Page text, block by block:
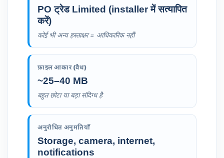
PO ट्रेड Limited (installer में सत्यापित
करें)
कोई भी अन्य हस्ताक्षर = आधिकारिक नहीं
फ़ाइल आकार (वैध)
~25–40 MB
बहुत छोटा या बड़ा संदिग्ध है
अनुरोधित अनुमतियाँ
Storage, camera, internet,
notifications